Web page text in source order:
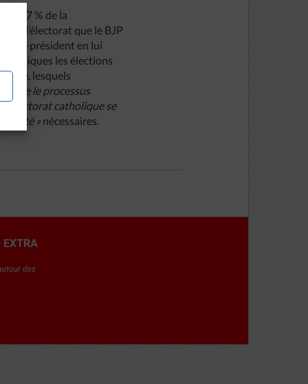
(27 % de la
de l’électorat que le BJP
président en lui
les élections
vote, lesquels
vite le processus
l’électorat catholique se
» nécessaires.